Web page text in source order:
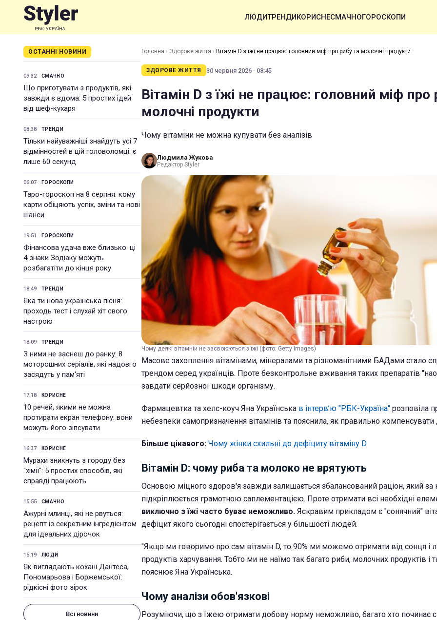
ЛЮДИТРЕНДИКОРИСНЕСМАЧНОГОРОСКОПИ
ОСТАННІ НОВИНИ
09:32 СМАЧНО
Що приготувати з продуктів, які
завжди є вдома: 5 простих ідей
від шеф-кухаря
08:38 ТРЕНДИ
Тільки найуважніші знайдуть усі 7
відмінностей в цій головоломці: є
лише 60 секунд
06:07 ГОРОСКОПИ
Таро-гороскоп на 8 серпня: кому
карти обіцяють успіх, зміни та нові
шанси
19:51 ГОРОСКОПИ
Фінансова удача вже близько: ці
4 знаки Зодіаку можуть
розбагатіти до кінця року
18:49 ТРЕНДИ
Яка ти нова українська пісня:
проходь тест і слухай хіт свого
настрою
18:09 ТРЕНДИ
З ними не заснеш до ранку: 8
моторошних серіалів, які надовго
засядуть у пам'яті
17:18 КОРИСНЕ
10 речей, якими не можна
протирати екран телефону: вони
можуть його зіпсувати
16:37 КОРИСНЕ
Мурахи зникнуть з городу без
"хімії": 5 простих способів, які
справді працюють
15:55 СМАЧНО
Ажурні млинці, які не рвуться:
рецепт із секретним інгредієнтом
для ідеальних дірочок
15:19 ЛЮДИ
Як виглядають кохані Дантеса,
Пономарьова і Боржемської:
рідкісні фото зірок
Всі новини
Головна › Здорове життя › Вітамін D з їжі не працює: головний міф про рибу та молочні продукти
ЗДОРОВЕ ЖИТТЯ 30 червня 2026 · 08:45
Вітамін D з їжі не працює: головний міф про
молочні продукти
Чому вітаміни не можна купувати без аналізів
Людмила Жукова
Редактор Styler
Чому деякі вітамніи не засвоюються з їжі (фото: Getty Images)
Масове захоплення вітамінами, мінералами та різноманітними БАДами стало
трендом серед українців. Проте безконтрольне вживання таких препаратів
завдати серйозної шкоди організму.
Фармацевтка та хелс-коуч Яна Українська в інтерв’ю "РБК-Україна" розповіла
небезпеки самопризначення вітамінів та пояснила, як правильно компенсувати
Більше цікавого: Чому жінки схильні до дефіциту вітаміну D
Вітамін D: чому риба та молоко не врятують
Основою міцного здоров'я завжди залишається збалансований раціон, який за
підкріплюється грамотною саплементацією. Проте отримати всі необхідні
виключно з їжі часто буває неможливо. Яскравим прикладом є "сонячний"
дефіцит якого сьогодні спостерігається у більшості людей.
"Якщо ми говоримо про сам вітамін D, то 90% ми можемо отримати від сонця і
продуктів харчування. Тобто ми не наїмо так багато риби, молочних продуктів і
пояснює Яна Українська.
Чому аналізи обов'язкові
Розуміючи, що з їжею отримати добову норму неможливо, багато хто починає